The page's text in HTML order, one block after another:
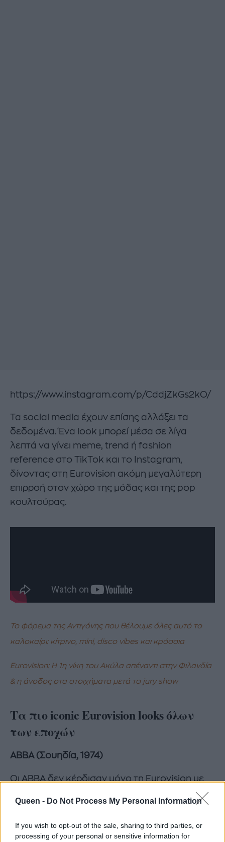
Queen - Do Not Process My Personal Information
If you wish to opt-out of the sale, sharing to third parties, or
processing of your personal or sensitive information for
https://www.instagram.com/p/CddjZkGs2kO/
Τα social media έχουν επίσης αλλάξει τα
δεδομένα. Ένα look μπορεί μέσα σε λίγα
λεπτά να γίνει meme, trend ή fashion
reference στο TikTok και το Instagram,
δίνοντας στη Eurovision ακόμη μεγαλύτερη
επιρροή στον χώρο της μόδας και της pop
κουλτούρας.
To φόρεμα της Αντιγόνης που θέλουμε όλες αυτό το
καλοκαίρι: κίτρινο, mini, disco vibes και κρόσσια
Eurovision: Η 1η νίκη του Ακύλα απέναντι στην Φιλανδία
& η άνοδος στα στοιχήματα μετά το jury show
Τα πιο iconic Eurovision looks όλων
των εποχών
ABBA (Σουηδία, 1974)
Οι ABBA δεν κέρδισαν μόνο τη Eurovision με
fashion εποχή. Οι glam στολές με μεταλλικές
λεπτομέρειες, οι βελούδινες υφές, οι μπότες
μέχρι το γόνατο και οι θεατρικές σιλουέτες